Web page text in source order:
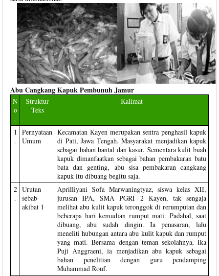
Abu Cangkang Kapuk Pembunuh Jamur
N
o
.
Struktur
Teks
Kalimat
1
.
Pernyataan
Umum
Kecamatan Kayen merupakan sentra penghasil kapuk
di Pati, Jawa Tengah. Masyarakat menjadikan kapuk
sebagai bahan bantal dan kasur. Sementara kulit buah
kapuk dimanfaatkan sebagai bahan pembakaran batu
bata dan genting, abu sisa pembakaran cangkang
kapuk itu dibuang begitu saja.
2
.
Urutan
sebab-
akibat 1
Aprilliyani Sofa Marwaningtyaz, siswa kelas XII,
jurusan IPA, SMA PGRI 2 Kayen, tak sengaja
melihat abu kulit kapuk teronggok di rerumputan dan
beberapa hari kemudian rumput mati. Padahal, saat
dibuang, abu sudah dingin. Ia penasaran, lalu
meneliti hubungan antara abu kulit kapuk dan rumput
yang mati. Bersama dengan teman sekolahnya, Ika
Puji Anggraeni, ia menjadikan abu kapuk sebagai
bahan penelitian dengan guru pendamping
Muhammad Rouf.